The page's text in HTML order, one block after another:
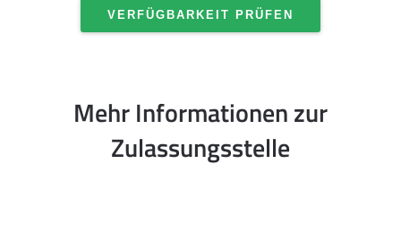
VERFÜGBARKEIT PRÜFEN
Mehr Informationen zur
Zulassungsstelle